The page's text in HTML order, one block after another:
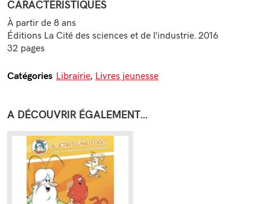
CARACTÉRISTIQUES
À partir de 8 ans
Éditions La Cité des sciences et de l'industrie. 2016
32 pages
Catégories Librairie, Livres jeunesse
A DÉCOUVRIR ÉGALEMENT...